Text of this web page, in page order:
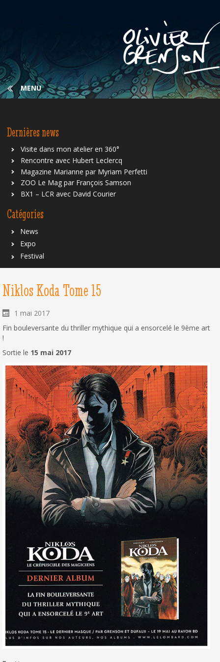
MENU
Dernières news
Visite dans mon atelier en 360°
Rencontre avec Hubert Leclercq
Magazine Marianne par Myriam Perfetti
ZOO Le Mag par François Samson
BX1 – LCR avec David Courier
Catégories
News
Expo
Festival
Niklos Koda Tome 15
1 mai 2017
Fin bouleversante du thriller mythique qui a ensorcelé le 9ème art
!
Sortie le 15 mai 2017